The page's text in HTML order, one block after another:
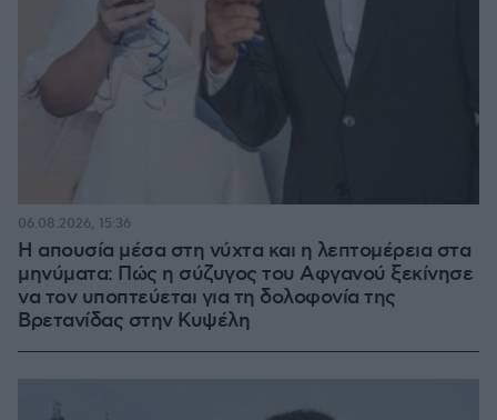
Η απουσία μέσα στη νύχτα και η λεπτομέρεια στα
μηνύματα: Πώς η σύζυγος του Αφγανού ξεκίνησε
να τον υποπτεύεται για τη δολοφονία της
Βρετανίδας στην Κυψέλη
06.08.2026, 15:36